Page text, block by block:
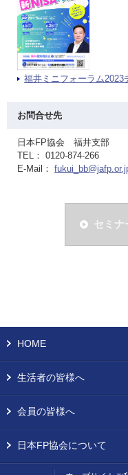
福井ミニフォーラム2023
お問合せ先
日本FP協会 福井支部
TEL： 0120-874-266
E-Mail：
セミナ
HOME
生活者の皆様へ
会員の皆様へ
日本FP協会について